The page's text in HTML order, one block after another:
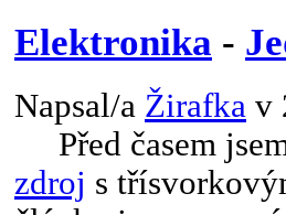
Elektronika -
Napsal/a Žirafka v
Před časem
zdroj s